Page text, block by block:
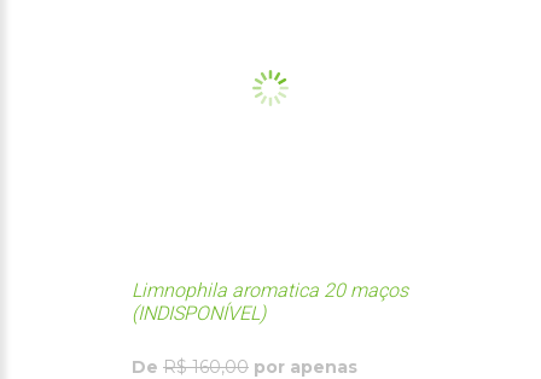
Limnophila aromatica 20 maços
(INDISPONÍVEL)
De R$ 160,00 por apenas